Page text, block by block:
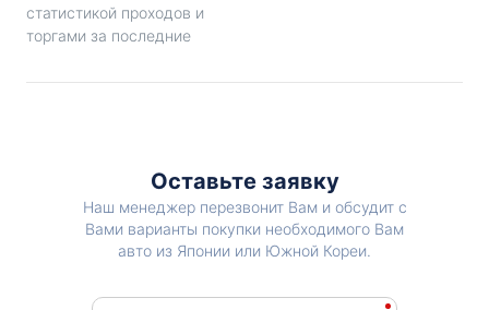
статистикой проходов и
торгами за последние
Оставьте заявку
Наш менеджер перезвонит Вам и обсудит с
Вами варианты покупки необходимого Вам
авто из Японии или Южной Кореи.